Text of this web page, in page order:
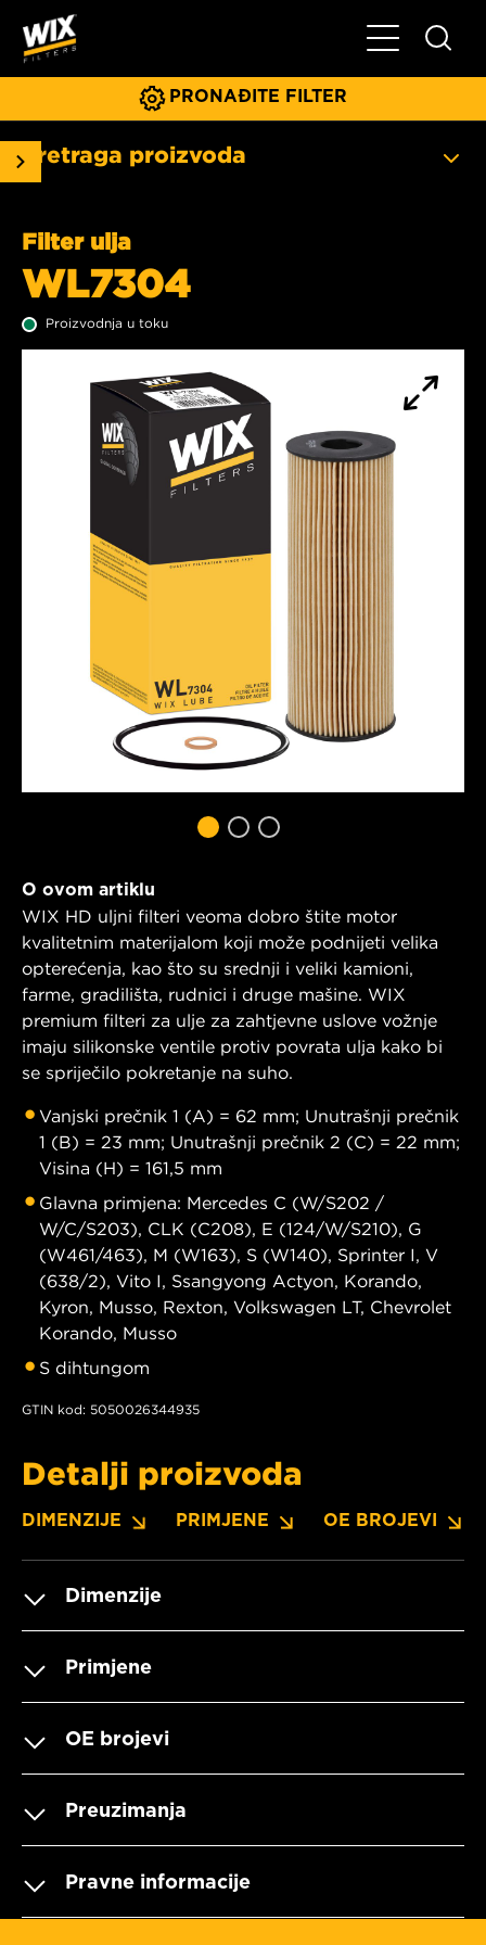
Glavni meni
PRONAĐITE FILTER
Pretraga proizvoda
Filter ulja
WL7304
Proizvodnja u toku
O ovom artiklu
WIX HD uljni filteri veoma dobro štite motor
kvalitetnim materijalom koji može podnijeti velika
opterećenja, kao što su srednji i veliki kamioni,
farme, gradilišta, rudnici i druge mašine. WIX
premium filteri za ulje za zahtjevne uslove vožnje
imaju silikonske ventile protiv povrata ulja kako bi
se spriječilo pokretanje na suho.
Vanjski prečnik 1 (A) = 62 mm; Unutrašnji prečnik
1 (B) = 23 mm; Unutrašnji prečnik 2 (C) = 22 mm;
Visina (H) = 161,5 mm
Glavna primjena: Mercedes C (W/S202 /
W/C/S203), CLK (C208), E (124/W/S210), G
(W461/463), M (W163), S (W140), Sprinter I, V
(638/2), Vito I, Ssangyong Actyon, Korando,
Kyron, Musso, Rexton, Volkswagen LT, Chevrolet
Korando, Musso
S dihtungom
GTIN kod: 5050026344935
Detalji proizvoda
DIMENZIJE PRIMJENE OE BROJEVI
Dimenzije
Primjene
OE brojevi
Preuzimanja
Pravne informacije